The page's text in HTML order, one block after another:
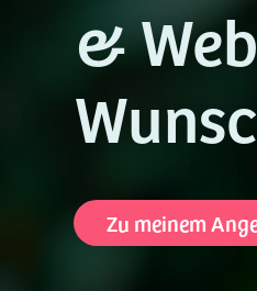
&
Zu meinem